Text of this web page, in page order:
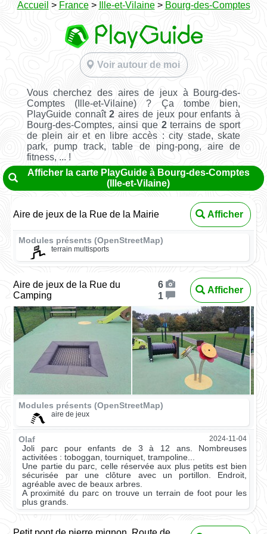
Accueil > France> Ille-et-Vilaine> Bourg-des-Comptes
Voir autour de moi
Vous cherchez des aires de jeux à Bourg-des-
Comptes (Ille-et-Vilaine) ? Ça tombe bien,
PlayGuide connaît2 aires de jeux pour enfants à
Bourg-des-Comptes, ainsi que 2terrains de sport
de plein air et en libre accès : city stade, skate
park, pump track, table de ping-pong, aire de
fitness, ... !
Afficher la carte PlayGuide à Bourg-des-Comptes
(Ille-et-Vilaine)
Aire de jeux de la Rue de la Mairie Afficher
Modules présents (OpenStreetMap)
terrain multisports
Aire de jeux de la Rue du
Camping
6
1
Afficher
Modules présents (OpenStreetMap)
aire de jeux
Olaf 2024-11-04
Joli parc pour enfants de 3 à 12 ans. Nombreuses
activitées : toboggan, tourniquet, trampoline...
Une partie du parc, celle réservée aux plus petits est bien
sécurisée par une clôture avec un portillon. Endroit,
agréable avec de beaux arbres.
A proximité du parc on trouve un terrain de foot pour les
plus grands.